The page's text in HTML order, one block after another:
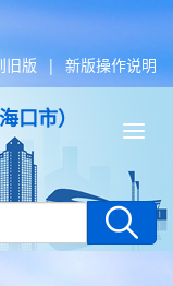
旧版 | 新版操作说明
口市）